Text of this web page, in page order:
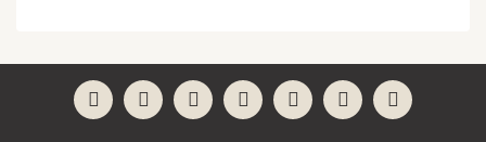
Yorum Yaz
formunu kullanarak tarafımıza iletebilirsiniz.
Görüş ve önerileriniz için teşekkür ederiz.